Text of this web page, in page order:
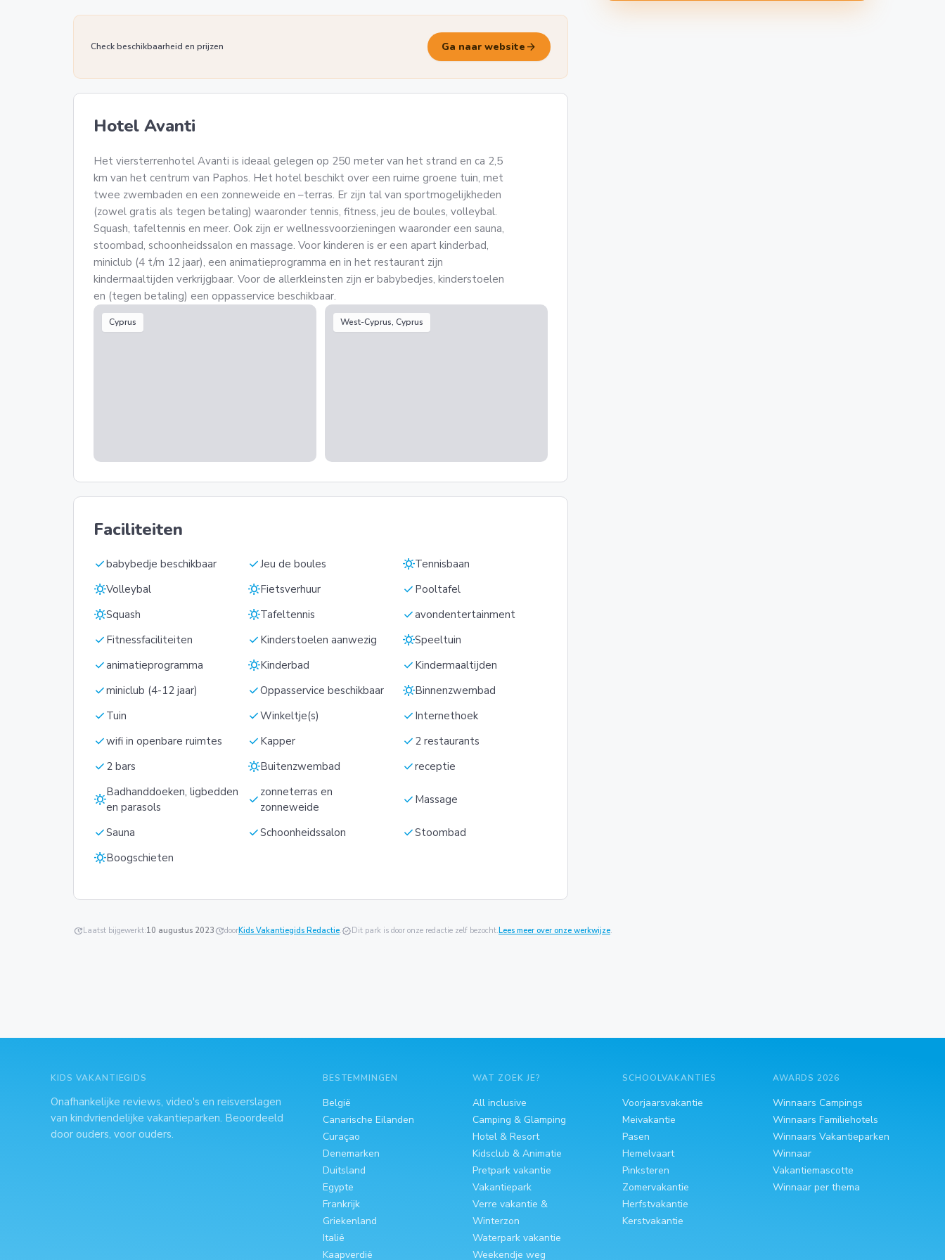
Check beschikbaarheid en prijzen Ga naar website arrow_forward
Hotel Avanti
Het viersterrenhotel Avanti is ideaal gelegen op 250 meter van het strand en ca 2,5
km van het centrum van Paphos. Het hotel beschikt over een ruime groene tuin, met
twee zwembaden en een zonneweide en –terras. Er zijn tal van sportmogelijkheden
(zowel gratis als tegen betaling) waaronder tennis, fitness, jeu de boules, volleybal.
Squash, tafeltennis en meer. Ook zijn er wellnessvoorzieningen waaronder een sauna,
stoombad, schoonheidssalon en massage. Voor kinderen is er een apart kinderbad,
miniclub (4 t/m 12 jaar), een animatieprogramma en in het restaurant zijn
kindermaaltijden verkrijgbaar. Voor de allerkleinsten zijn er babybedjes, kinderstoelen
en (tegen betaling) een oppasservice beschikbaar.
Cyprus West-Cyprus, Cyprus
Faciliteiten
checkbabybedje beschikbaar checkJeu de boules sunnyTennisbaan
sunnyVolleybal sunnyFietsverhuur check Pooltafel
sunnySquash sunnyTafeltennis checkavondentertainment
check Fitnessfaciliteiten check Kinderstoelen aanwezig sunnySpeeltuin
checkanimatieprogramma sunnyKinderbad check Kindermaaltijden
checkminiclub (4-12 jaar) checkOppasservice beschikbaar sunnyBinnenzwembad
check Tuin checkWinkeltje(s) check Internethoek
checkwifi in openbare ruimtes check Kapper check 2 restaurants
check 2 bars sunnyBuitenzwembad checkreceptie
sunnyBadhanddoeken, ligbedden
en parasols
check zonneterras en
zonneweide
check Massage
checkSauna checkSchoonheidssalon checkStoombad
sunnyBoogschieten
updateLaatst bijgewerkt:10 augustus 2023 updatedoorKids Vakantiegids Redactie.verifiedDit park is door onze redactie zelf bezocht.Lees meer over onze werkwijze.
KIDS VAKANTIEGIDS
Onafhankelijke reviews, video's en reisverslagen
van kindvriendelijke vakantieparken. Beoordeeld
door ouders, voor ouders.
BESTEMMINGEN
België
Canarische Eilanden
Curaçao
Denemarken
Duitsland
Egypte
Frankrijk
Griekenland
Italië
Kaapverdië
WAT ZOEK JE?
All inclusive
Camping & Glamping
Hotel & Resort
Kidsclub & Animatie
Pretpark vakantie
Vakantiepark
Verre vakantie &
Winterzon
Waterpark vakantie
Weekendje weg
SCHOOLVAKANTIES
Voorjaarsvakantie
Meivakantie
Pasen
Hemelvaart
Pinksteren
Zomervakantie
Herfstvakantie
Kerstvakantie
AWARDS 2026
Winnaars Campings
Winnaars Familiehotels
Winnaars Vakantieparken
Winnaar
Vakantiemascotte
Winnaar per thema